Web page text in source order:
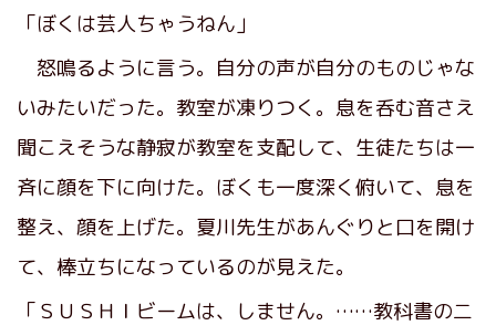
「ぼくは芸人ちゃうねん」
怒鳴るように言う。自分の声が自分のものじゃな
いみたいだった。教室が凍りつく。息を呑む音さえ
聞こえそうな静寂が教室を支配して、生徒たちは一
斉に顔を下に向けた。ぼくも一度深く俯いて、息を
整え、顔を上げた。夏川先生があんぐりと口を開け
て、棒立ちになっているのが見えた。
「ＳＵＳＨＩビームは、しません。……教科書の二